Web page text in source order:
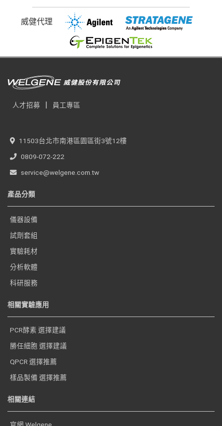
威健代理
人才招募 員工專區
11503台北市南港區園區街3號12樓
0809-072-222
service@welgene.com.tw
產品分類
儀器設備
試劑套組
實驗耗材
分析軟體
科研服務
相關實驗應用
PCR酵素 選擇建議
勝任細胞 選擇建議
QPCR 選擇推薦
樣品製備 選擇推薦
相關連結